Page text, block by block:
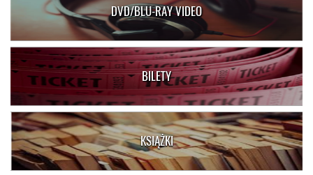
DVD/BLU-RAY VIDEO
BILETY
KSIĄŻKI